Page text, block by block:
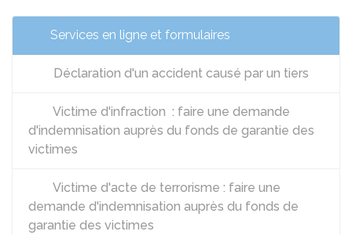
Services en ligne et formulaires
Déclaration d'un accident causé par un tiers
Victime d'infraction : faire une demande
d'indemnisation auprès du fonds de garantie des
victimes
Victime d'acte de terrorisme : faire une
demande d'indemnisation auprès du fonds de
garantie des victimes